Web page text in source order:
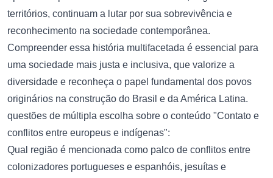
territórios, continuam a lutar por sua sobrevivência e
reconhecimento na sociedade contemporânea.
Compreender essa história multifacetada é essencial para
uma sociedade mais justa e inclusiva, que valorize a
diversidade e reconheça o papel fundamental dos povos
originários na construção do Brasil e da América Latina.
questões de múltipla escolha sobre o conteúdo "Contato e
conflitos entre europeus e indígenas":
Qual região é mencionada como palco de conflitos entre
colonizadores portugueses e espanhóis, jesuítas e